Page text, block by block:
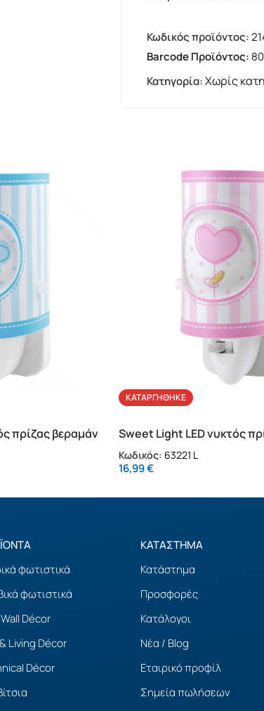
Barcode Προϊόντος:
Κωδικός προϊόντος:
Κατηγορία:Χωρίς
πρίζας βεραμάν
ΚΑΤΑΡΓΉΘΗΚΕ
Sweet Light LED νυκτός
Κωδικός: 63221 L
16,99€
φωτιστικά
φωτιστικά
Décor
Living Décor
Décor
ΚΑΤΑΣΤΗΜΑ
Κατάστημα
Προσφορές
Κατάλογοι
Νέα / Blog
Εταιρικό προφίλ
Σημεία πωλήσεων